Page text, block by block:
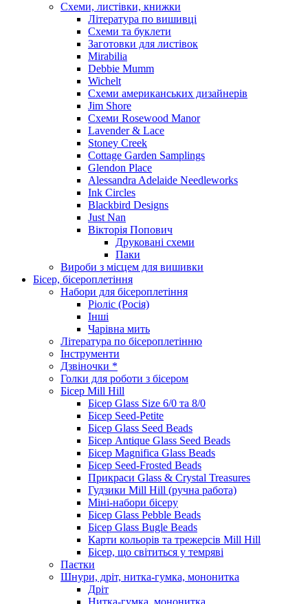
Схеми, листівки, книжки
Література по вишивці
Схеми та буклети
Заготовки для листівок
Mirabilia
Debbie Mumm
Wichelt
Схеми американських дизайнерів
Jim Shore
Cхеми Rosewood Manor
Lavender & Lace
Stoney Creek
Cottage Garden Samplings
Glendon Place
Alessandra Adelaide Needleworks
Ink Circles
Blackbird Designs
Just Nan
Вікторія Попович
Друковані схеми
Паки
Вироби з місцем для вишивки
Бісер, бісероплетіння
Набори для бісероплетіння
Ріоліс (Росія)
Інші
Чарівна мить
Література по бісероплетінню
Інструменти
Дзвіночки *
Голки для роботи з бісером
Бісер Mill Hill
Бісер Glass Size 6/0 та 8/0
Бісер Seed-Petite
Бісер Glass Seed Beads
Бісер Antique Glass Seed Beads
Бісер Magnifica Glass Beads
Бісер Seed-Frosted Beads
Прикраси Glass & Crystal Treasures
Гудзики Mill Hill (ручна работа)
Міні-набори бісеру
Бісер Glass Pebble Beads
Бісер Glass Bugle Beads
Карти кольорів та трежерсів Mill Hill
Бісер, що світиться у темряві
Паєтки
Шнури, дріт, нитка-гумка, мононитка
Дріт
Нитка-гумка, мононитка